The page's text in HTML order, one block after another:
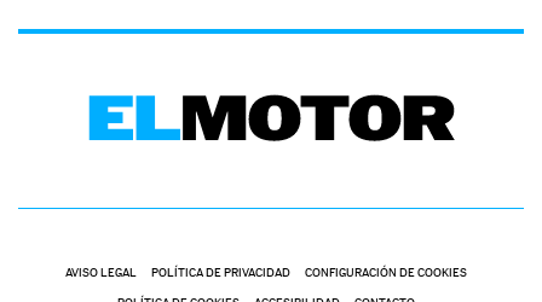
AVISO LEGAL POLÍTICA DE PRIVACIDAD CONFIGURACIÓN DE COOKIES